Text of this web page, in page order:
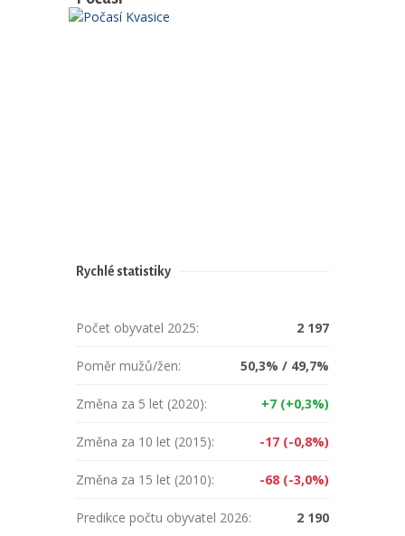
Rychlé statistiky
Počet obyvatel 2025: 2 197
Poměr mužů/žen: 50,3% / 49,7%
Změna za 5 let (2020): +7 (+0,3%)
Změna za 10 let (2015): -17 (-0,8%)
Změna za 15 let (2010): -68 (-3,0%)
Predikce počtu obyvatel 2026: 2 190